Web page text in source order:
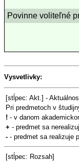
Povinne voliteľné
Vysvetlivky:
[stĺpec: Akt.] -
Pri predmetoch v
! - v danom
+ - predmet sa
- - predmet sa realizuje
[stĺpec: Rozsah]